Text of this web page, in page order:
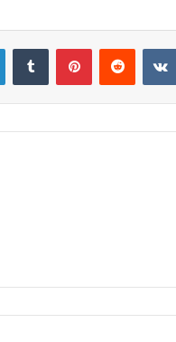
LinkedInTumblr PinterestReddit